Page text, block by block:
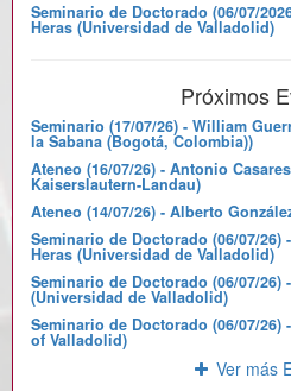
Seminario de Doctorado (06/07/
Heras (Universidad de Valladolid)
Próximos
Seminario (17/07/26) - William
la Sabana (Bogotá, Colombia))
Ateneo (16/07/26) - Antonio
Kaiserslautern-Landau)
Ateneo (14/07/26) - Alberto
Seminario de Doctorado (06/07/26)
Heras (Universidad de Valladolid)
Seminario de Doctorado (06/07/26)
(Universidad de Valladolid)
Seminario de Doctorado (06/07/
of Valladolid)
Ver más